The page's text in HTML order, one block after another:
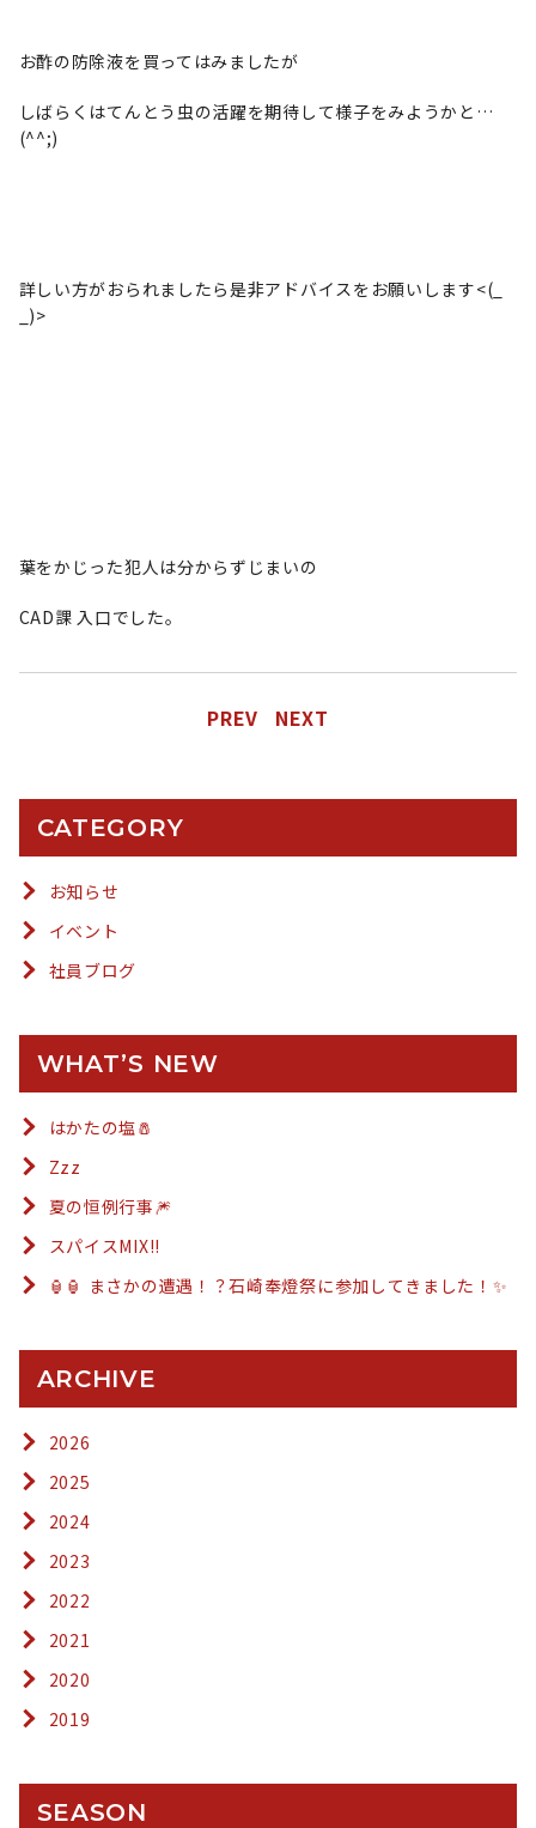
お酢の防除液を買ってはみましたが
しばらくはてんとう虫の活躍を期待して様子をみようかと…
(^^;)
詳しい方がおられましたら是非アドバイスをお願いします<(_
_)>
葉をかじった犯人は分からずじまいの
CAD課 入口でした。
PREV NEXT
CATEGORY
お知らせ
イベント
社員ブログ
WHAT’S NEW
はかたの塩🧂
Zzz
夏の恒例行事🎆
スパイスMIX!!
🏮🏮 まさかの遭遇！？石崎奉燈祭に参加してきました！✨
ARCHIVE
2026
2025
2024
2023
2022
2021
2020
2019
SEASON